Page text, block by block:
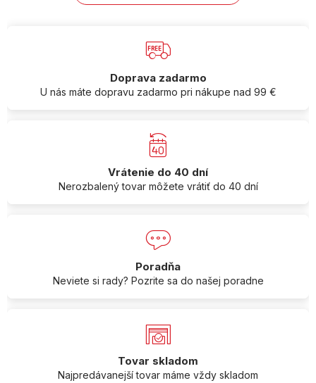
Doprava zadarmo
U nás máte dopravu zadarmo pri nákupe nad 99 €
Vrátenie do 40 dní
Nerozbalený tovar môžete vrátiť do 40 dní
Poradňa
Neviete si rady? Pozrite sa do našej poradne
Tovar skladom
Najpredávanejší tovar máme vždy skladom